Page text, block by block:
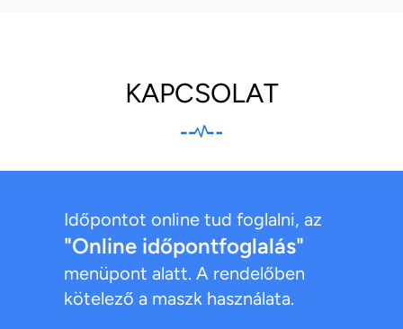
KAPCSOLAT
Időpontot online tud foglalni, az
"Online időpontfoglalás"
menüpont alatt. A rendelőben
kötelező a maszk használata.